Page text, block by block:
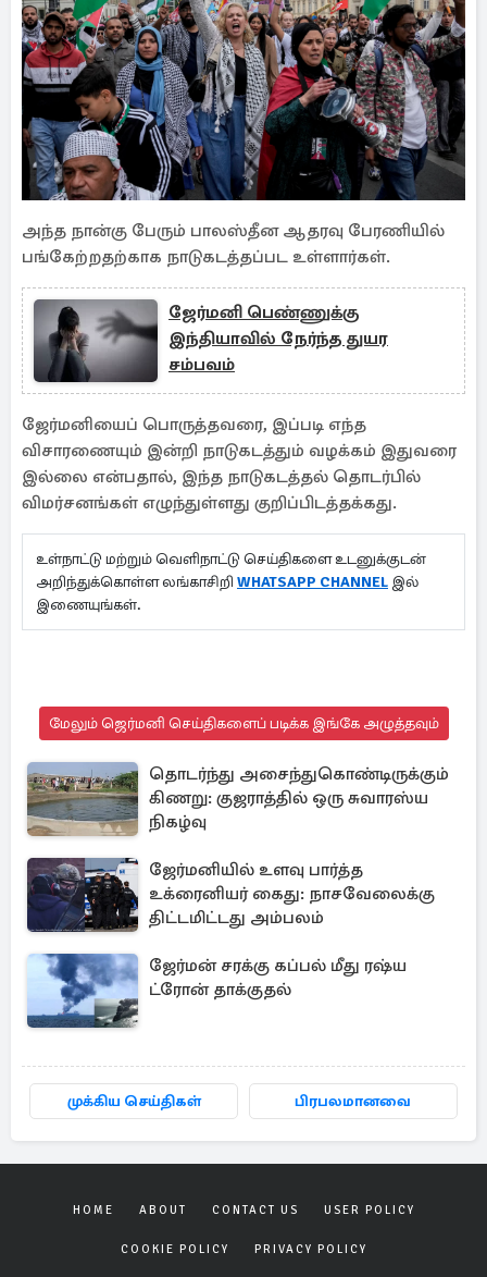
அந்த நான்கு பேரும் பாலஸ்தீன ஆதரவு பேரணியில்
பங்கேற்றதற்காக நாடுகடத்தப்பட உள்ளார்கள்.
ஜேர்மனி பெண்ணுக்கு
இந்தியாவில் நேர்ந்த துயர
சம்பவம்
ஜேர்மனியைப் பொருத்தவரை, இப்படி எந்த
விசாரணையும் இன்றி நாடுகடத்தும் வழக்கம் இதுவரை
இல்லை என்பதால், இந்த நாடுகடத்தல் தொடர்பில்
விமர்சனங்கள் எழுந்துள்ளது குறிப்பிடத்தக்கது.
உள்நாட்டு மற்றும் வெளிநாட்டு செய்திகளை உடனுக்குடன்
அறிந்துக்கொள்ள லங்காசிறி WHATSAPP CHANNEL இல்
இணையுங்கள்.
மேலும் ஜெர்மனி செய்திகளைப் படிக்க இங்கே அழுத்தவும்
தொடர்ந்து அசைந்துகொண்டிருக்கும்
கிணறு: குஜராத்தில் ஒரு சுவாரஸ்ய
நிகழ்வு
ஜேர்மனியில் உளவு பார்த்த
உக்ரைனியர் கைது: நாசவேலைக்கு
திட்டமிட்டது அம்பலம்
ஜேர்மன் சரக்கு கப்பல் மீது ரஷ்ய
ட்ரோன் தாக்குதல்
முக்கிய செய்திகள் பிரபலமானவை
HOME ABOUT CONTACT US USER POLICY
COOKIE POLICY PRIVACY POLICY